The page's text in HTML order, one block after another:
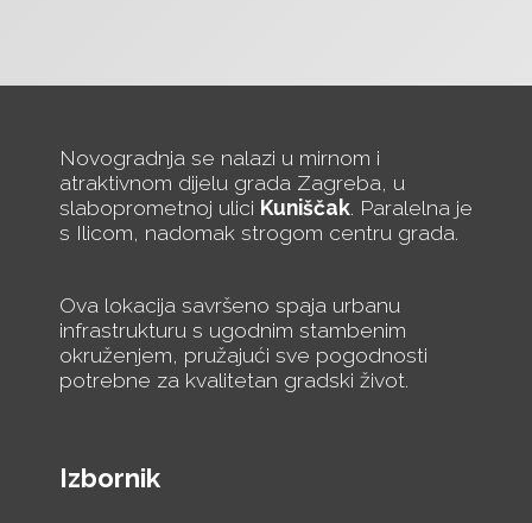
Novogradnja se nalazi u mirnom i
atraktivnom dijelu grada Zagreba, u
slaboprometnoj ulici Kuniščak. Paralelna je
s Ilicom, nadomak strogom centru grada.
Ova lokacija savršeno spaja urbanu
infrastrukturu s ugodnim stambenim
okruženjem, pružajući sve pogodnosti
potrebne za kvalitetan gradski život.
Izbornik